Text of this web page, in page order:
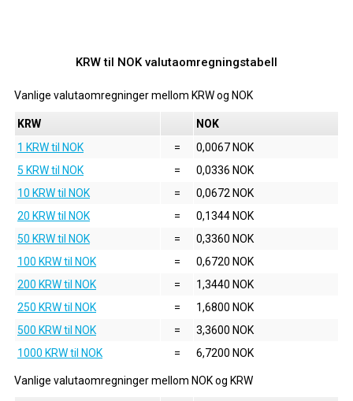
KRW til NOK valutaomregningstabell
Vanlige valutaomregninger mellom KRWog NOK
KRW
NOK
1 KRW til NOK
=
0,0067 NOK
5 KRW til NOK
=
0,0336 NOK
10 KRW til NOK
=
0,0672 NOK
20 KRW til NOK
=
0,1344 NOK
50 KRW til NOK
=
0,3360 NOK
100 KRW til NOK
=
0,6720 NOK
200 KRW til NOK
=
1,3440 NOK
250 KRW til NOK
=
1,6800 NOK
500 KRW til NOK
=
3,3600 NOK
1000 KRW til NOK
= 6,7200 NOK
Vanlige valutaomregninger mellom NOKog KRW